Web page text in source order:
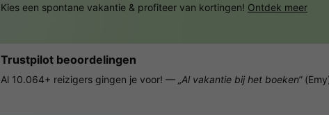
Kies een spontane vakantie & profiteer van kortingen! Ontdek meer
Trustpilot beoordelingen
Al 10.064+ reizigers gingen je voor! — „Al vakantie bij het boeken“